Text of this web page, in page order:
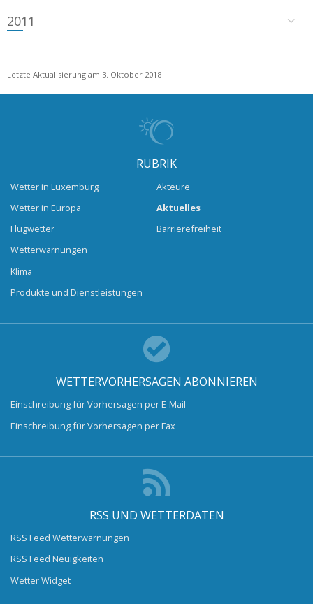
2011
Letzte Aktualisierung am 3. Oktober 2018
RUBRIK
Wetter in Luxemburg
Wetter in Europa
Flugwetter
Wetterwarnungen
Klima
Produkte und Dienstleistungen
Akteure
Aktuelles
Barrierefreiheit
WETTERVORHERSAGEN ABONNIEREN
Einschreibung für Vorhersagen per E-Mail
Einschreibung für Vorhersagen per Fax
RSS UND WETTERDATEN
RSS Feed Wetterwarnungen
RSS Feed Neuigkeiten
Wetter Widget